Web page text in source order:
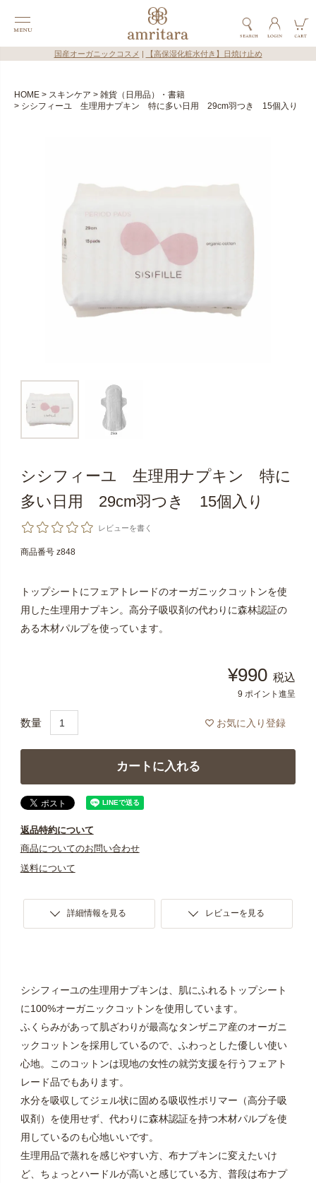
国産オーガニックコスメ 【高保湿化粧水付き】日焼け止め
HOME スキンケア
雑貨（日用品）・書籍
シシフィーユ 生理用ナプキン 特に多い日用 29cm羽つき 15個入り
シシフィーユ 生理用ナプキン 特に
多い日用 29cm羽つき 15個入り
レビューを書く
商品番号 z848
トップシートにフェアトレードのオーガニックコットンを使
用した生理用ナプキン。高分子吸収剤の代わりに森林認証の
ある木材パルプを使っています。
¥990 税込
9 ポイント進呈
お気に入り登録
カートに入れる
返品特約について
商品についてのお問い合わせ
送料について
詳細情報を見る レビューを見る
シシフィーユの生理用ナプキンは、肌にふれるトップシート
に100%オーガニックコットンを使用しています。
ふくらみがあって肌ざわりが最高なタンザニア産のオーガニ
ックコットンを採用しているので、ふわっとした優しい使い
心地。このコットンは現地の女性の就労支援を行うフェアト
レード品でもあります。
水分を吸収してジェル状に固める吸収性ポリマー（高分子吸
収剤）を使用せず、代わりに森林認証を持つ木材パルプを使
用しているのも心地いいです。
生理用品で蒸れを感じやすい方、布ナプキンに変えたいけ
ど、ちょっとハードルが高いと感じている方、普段は布ナプ